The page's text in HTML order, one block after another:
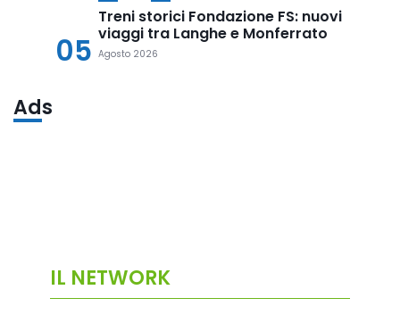
05
Treni storici Fondazione FS: nuovi
viaggi tra Langhe e Monferrato
Agosto 2026
Ads
IL NETWORK